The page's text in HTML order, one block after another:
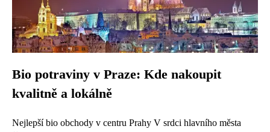
Bio potraviny v Praze: Kde nakoupit
kvalitně a lokálně
Nejlepší bio obchody v centru Prahy V srdci hlavního města